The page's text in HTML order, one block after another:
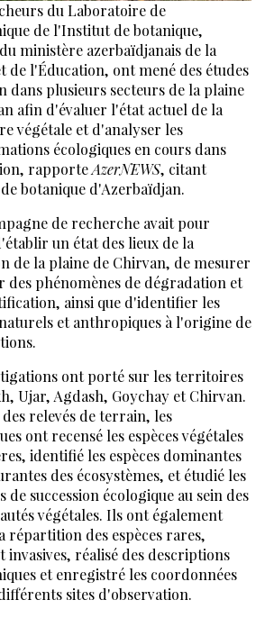
du Laboratoire de
de l'Institut de botanique,
ministère azerbaïdjanais de la
de l'Éducation, ont mené des études
dans plusieurs secteurs de la plaine
afin d'évaluer l'état actuel de la
végétale et d'analyser les
écologiques en cours dans
rapporteAzerNEWS, citant
botanique d'Azerbaïdjan.
de recherche avait pour
un état des lieux de la
de la plaine de Chirvan, de mesurer
des phénomènes de dégradation et
ainsi que d'identifier les
et anthropiques à l'origine de
ont porté sur les territoires
Ujar, Agdash, Goychay et Chirvan.
relevés de terrain, les
ont recensé les espèces végétales
identifié les espèces dominantes
des écosystèmes, et étudié les
de succession écologique au sein des
végétales. Ils ont également
répartition des espèces rares,
invasives, réalisé des descriptions
et enregistré les coordonnées
sites d'observation.